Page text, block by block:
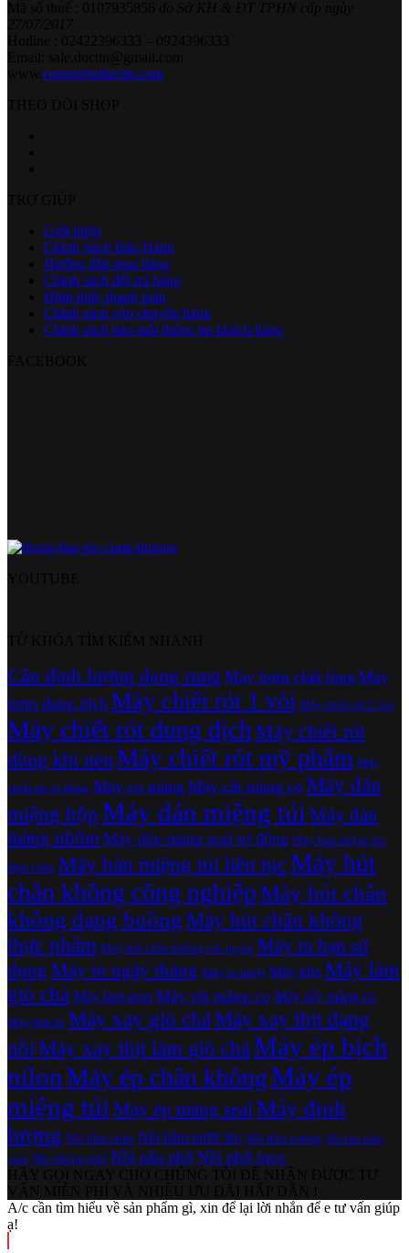
congngheductin.com
Giới thiệu
Chính Sách Bảo Hành
Hướng dẫn mua hàng
Chính sách đổi trả hàng
Hình thức thanh toán
Chính sách vận chuyển hàng
Chính sách bảo mật thông tin khách hàng
Cân định lượng dạng rung Máy bơm chất lỏng Máy
bơm dung dịch Máy chiết rót 1 vòi Máy chiết rót 2 vòi
Máy chiết rót dung dịch Máy chiết rót
dùng khí nén Máy chiết rót mỹ phẩm Máy
chiết rót tự động Máy co màng Máy cắt màng co Máy dán
miệng hộpMáy dán miệng túi Máy dán
màng nhôm Máy dán màng seal tự động Máy hàn miệng túi
dậm chân Máy hàn miệng túi liên tụcMáy hút
chân không công nghiệpMáy hút chân
không dạng buồngMáy hút chân không
thực phẩm Máy hút chân không vòi ngoài Máy in hạn sử
dụng Máy in ngày tháng Máy in nhiệt Máy khò Máy làm
giò chả Máy làm nem Máy rút màng co Máy sấy màng co
Máy thái bì Máy xay giò chảMáy xay thịt dạng
nồiMáy xay thịt làm giò chảMáy ép bịch
nilonMáy ép chân khôngMáy ép
miệng túi Máy ép màng seal Máy định
lượng Nồi hầm cháo Nồi hầm nước lèo Nồi hầm xương Nồi làm bánh
cuốn Nồi nhúng phở Nồi nấu phở Nồi phở inox
A/c cần tìm hiểu về sản phẩm gì, xin để lại lời nhắn để e tư vấn giúp
ạ!